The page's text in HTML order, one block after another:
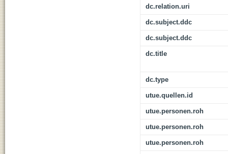
dc.relation.uri
dc.subject.ddc
dc.subject.ddc
dc.title
dc.type
utue.quellen.id
utue.personen.roh
utue.personen.roh
utue.personen.roh